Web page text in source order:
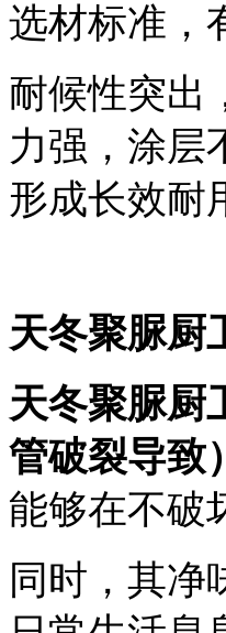
选材标准，
耐候性突出
力强，涂层
形成长效耐
天冬聚脲厨
天冬聚脲厨
管破裂导致
能够在不破
同时，其净